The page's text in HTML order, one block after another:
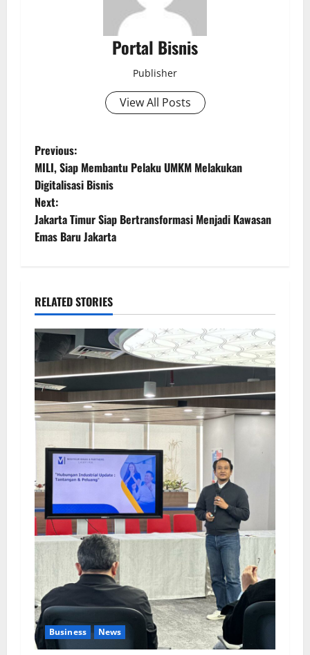
Portal Bisnis
Publisher
View All Posts
Previous:
MILI, Siap Membantu Pelaku UMKM Melakukan
Digitalisasi Bisnis
Next:
Jakarta Timur Siap Bertransformasi Menjadi Kawasan
Emas Baru Jakarta
RELATED STORIES
Business News